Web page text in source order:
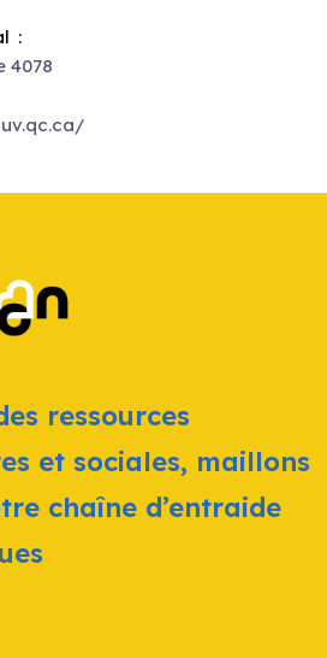
4078
ressources
et sociales, maillons
chaîne d’entraide